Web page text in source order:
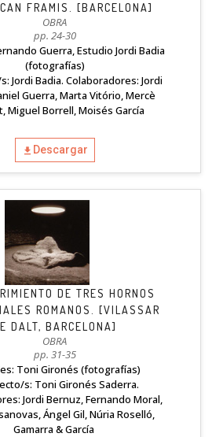
FRAMIS. [BARCELONA]
OBRA
pp. 24-30
Guerra, Estudio Jordi Badia
(fotografías)
Jordi Badia. Colaboradores: Jordi
Guerra, Marta Vitório, Mercè
Miguel Borrell, Moisés García
Descargar
DE TRES HORNOS
ROMANOS. [VILASSAR
DALT, BARCELONA]
OBRA
pp. 31-35
Toni Gironés (fotografías)
s: Toni Gironés Saderra.
Jordi Bernuz, Fernando Moral,
Ángel Gil, Núria Roselló,
Gamarra & García